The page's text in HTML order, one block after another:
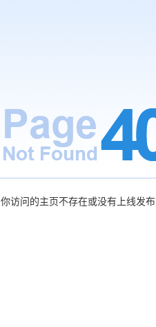
你访问的主页不存在或没有上线发布